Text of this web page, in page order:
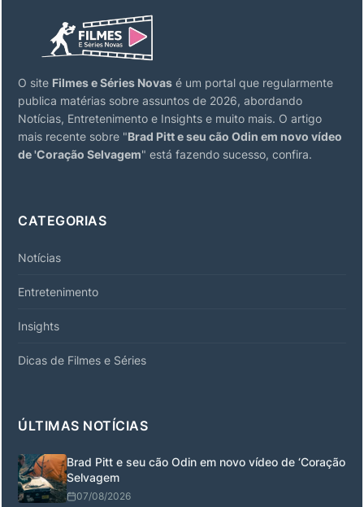
O site Filmes e Séries Novas é um portal que regularmente
publica matérias sobre assuntos de 2026, abordando
Notícias, Entretenimento e Insights e muito mais. O artigo
mais recente sobre "Brad Pitt e seu cão Odin em novo vídeo
de 'Coração Selvagem" está fazendo sucesso, confira.
CATEGORIAS
Notícias
Entretenimento
Insights
Dicas de Filmes e Séries
ÚLTIMAS NOTÍCIAS
Brad Pitt e seu cão Odin em novo vídeo de ‘Coração
Selvagem
07/08/2026